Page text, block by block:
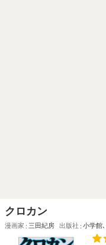
クロカン
漫画家 三田紀房 出版社 小学館､